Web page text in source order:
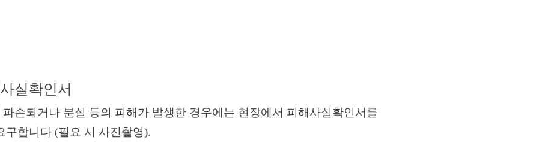
실확인서
되거나 분실 등의 피해가 발생한 경우에는 현장에서 피해사실확인서를
구합니다 (필요 시 사진촬영).